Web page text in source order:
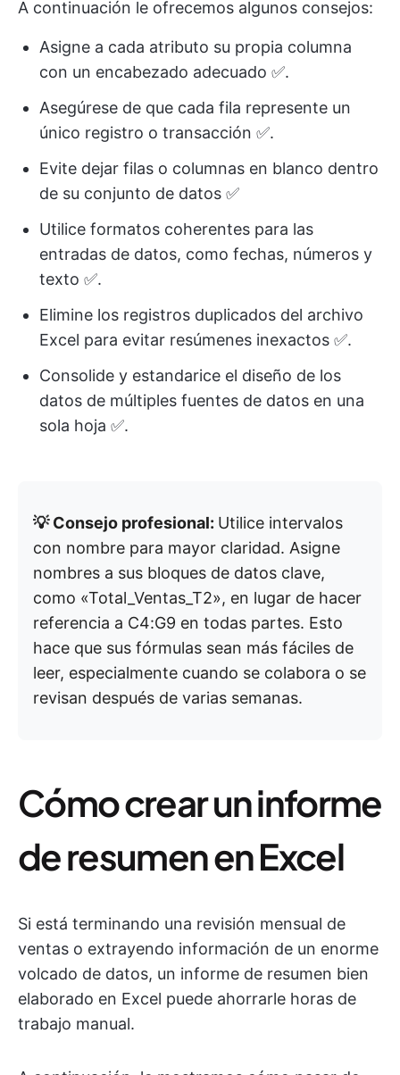
A continuación le ofrecemos algunos consejos:
Asigne a cada atributo su propia columna
con un encabezado adecuado ✅.
Asegúrese de que cada fila represente un
único registro o transacción ✅.
Evite dejar filas o columnas en blanco dentro
de su conjunto de datos ✅
Utilice formatos coherentes para las
entradas de datos, como fechas, números y
texto ✅.
Elimine los registros duplicados del archivo
Excel para evitar resúmenes inexactos ✅.
Consolide y estandarice el diseño de los
datos de múltiples fuentes de datos en una
sola hoja ✅.
💡 Consejo profesional: Utilice intervalos
con nombre para mayor claridad. Asigne
nombres a sus bloques de datos clave,
como «Total_Ventas_T2», en lugar de hacer
referencia a C4:G9 en todas partes. Esto
hace que sus fórmulas sean más fáciles de
leer, especialmente cuando se colabora o se
revisan después de varias semanas.
Cómo crear un informe
de resumen en Excel
Si está terminando una revisión mensual de
ventas o extrayendo información de un enorme
volcado de datos, un informe de resumen bien
elaborado en Excel puede ahorrarle horas de
trabajo manual.